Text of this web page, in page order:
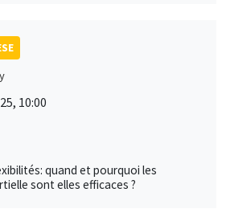
10:00
quand et pourquoi les
sont elles efficaces ?